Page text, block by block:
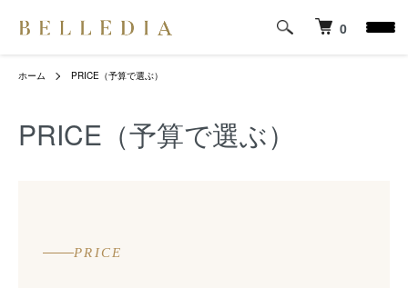
0
ホーム PRICE（予算で選ぶ）
PRICE（予算で選ぶ）
PRICE